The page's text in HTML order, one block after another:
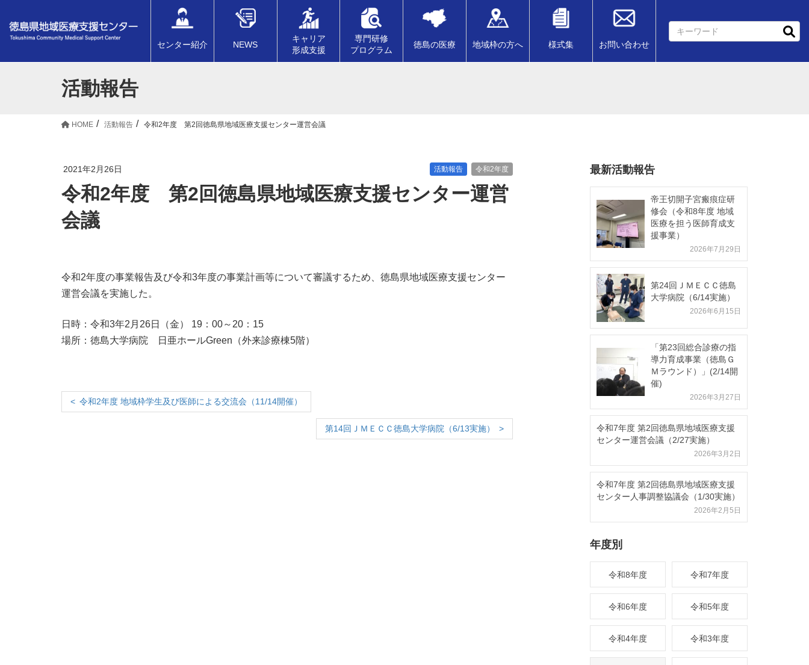
センター紹介 NEWS
キャリア
形成支援
専門研修
プログラム
徳島の医療 地域枠の方へ 様式集 お問い合わせ
活動報告
HOME 活動報告 令和2年度 第2回徳島県地域医療支援センター運営会議
2021年2月26日 令和2年度
活動報告
令和2年度 第2回徳島県地域医療支援センター運営
会議
令和2年度の事業報告及び令和3年度の事業計画等について審議するため、徳島県地域医療支援センター
運営会議を実施した。
日時：令和3年2月26日（金） 19：00～20：15
場所：徳島大学病院 日亜ホールGreen（外来診療棟5階）
令和2年度 地域枠学生及び医師による交流会（11/14開催）
第14回ＪＭＥＣＣ徳島大学病院（6/13実施）
最新活動報告
帝王切開子宮瘢痕症研
修会（令和8年度 地域
医療を担う医師育成支
援事業）
2026年7月29日
第24回ＪＭＥＣＣ徳島
大学病院（6/14実施）
2026年6月15日
「第23回総合診療の指
導力育成事業（徳島Ｇ
Ｍラウンド）」(2/14開
催)
2026年3月27日
令和7年度 第2回徳島県地域医療支援
センター運営会議（2/27実施）
2026年3月2日
令和7年度 第2回徳島県地域医療支援
センター人事調整協議会（1/30実施）
2026年2月5日
年度別
令和8年度 令和7年度
令和6年度 令和5年度
令和4年度 令和3年度